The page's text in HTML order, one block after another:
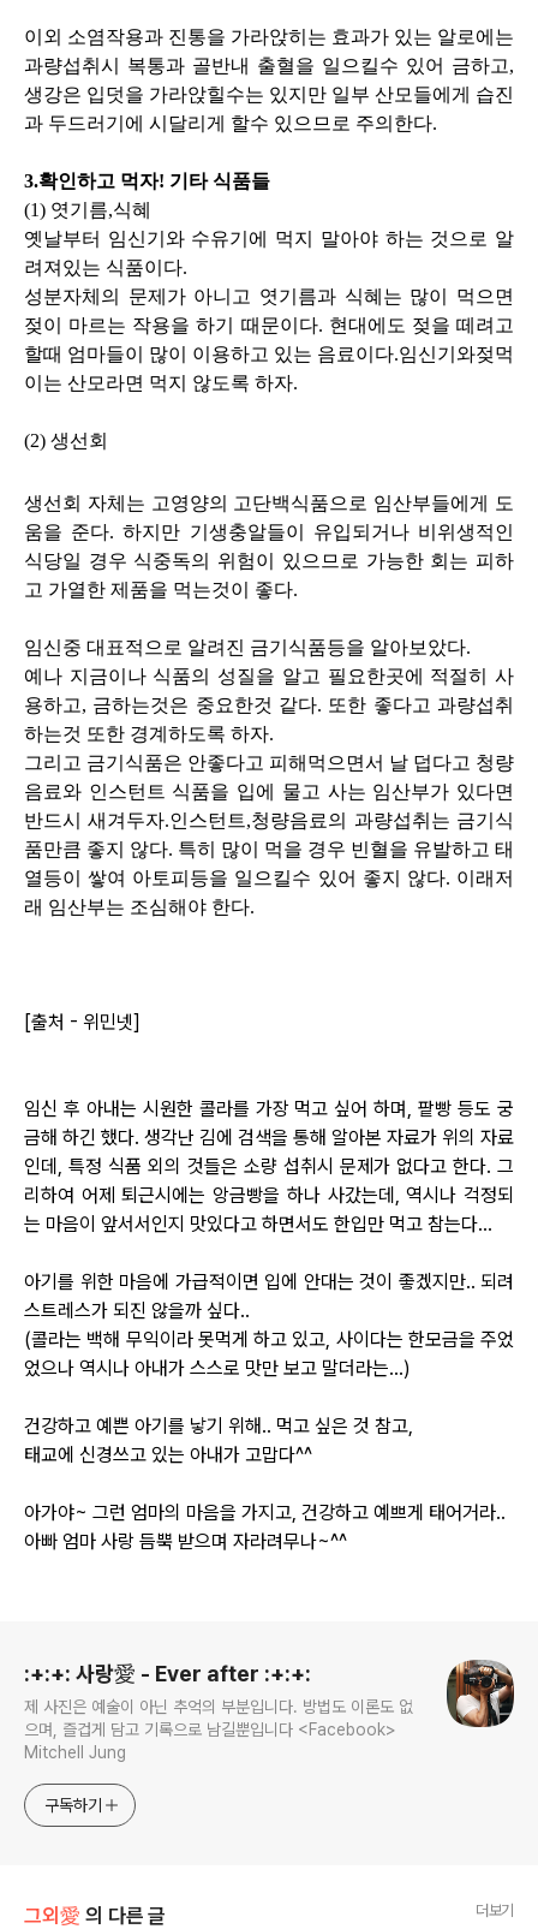
이외 소염작용과 진통을 가라앉히는 효과가 있는 알로에는
과량섭취시 복통과 골반내 출혈을 일으킬수 있어 금하고,
생강은 입덧을 가라앉힐수는 있지만 일부 산모들에게 습진
과 두드러기에 시달리게 할수 있으므로 주의한다.
3.확인하고 먹자! 기타 식품들
(1) 엿기름,식혜
옛날부터 임신기와 수유기에 먹지 말아야 하는 것으로 알
려져있는 식품이다.
성분자체의 문제가 아니고 엿기름과 식혜는 많이 먹으면
젖이 마르는 작용을 하기 때문이다. 현대에도 젖을 떼려고
할때 엄마들이 많이 이용하고 있는 음료이다.임신기와젖먹
이는 산모라면 먹지 않도록 하자.
(2) 생선회
생선회 자체는 고영양의 고단백식품으로 임산부들에게 도
움을 준다. 하지만 기생충알들이 유입되거나 비위생적인
식당일 경우 식중독의 위험이 있으므로 가능한 회는 피하
고 가열한 제품을 먹는것이 좋다.
임신중 대표적으로 알려진 금기식품등을 알아보았다.
예나 지금이나 식품의 성질을 알고 필요한곳에 적절히 사
용하고, 금하는것은 중요한것 같다. 또한 좋다고 과량섭취
하는것 또한 경계하도록 하자.
그리고 금기식품은 안좋다고 피해먹으면서 날 덥다고 청량
음료와 인스턴트 식품을 입에 물고 사는 임산부가 있다면
반드시 새겨두자.인스턴트,청량음료의 과량섭취는 금기식
품만큼 좋지 않다. 특히 많이 먹을 경우 빈혈을 유발하고 태
열등이 쌓여 아토피등을 일으킬수 있어 좋지 않다. 이래저
래 임산부는 조심해야 한다.
[출처 - 위민넷]
임신 후 아내는 시원한 콜라를 가장 먹고 싶어 하며, 팥빵 등도 궁
금해 하긴 했다. 생각난 김에 검색을 통해 알아본 자료가 위의 자료
인데, 특정 식품 외의 것들은 소량 섭취시 문제가 없다고 한다. 그
리하여 어제 퇴근시에는 앙금빵을 하나 사갔는데, 역시나 걱정되
는 마음이 앞서서인지 맛있다고 하면서도 한입만 먹고 참는다...
아기를 위한 마음에 가급적이면 입에 안대는 것이 좋겠지만.. 되려
스트레스가 되진 않을까 싶다..
(콜라는 백해 무익이라 못먹게 하고 있고, 사이다는 한모금을 주었
었으나 역시나 아내가 스스로 맛만 보고 말더라는...)
건강하고 예쁜 아기를 낳기 위해.. 먹고 싶은 것 참고,
태교에 신경쓰고 있는 아내가 고맙다^^
아가야~ 그런 엄마의 마음을 가지고, 건강하고 예쁘게 태어거라..
아빠 엄마 사랑 듬뿍 받으며 자라려무나~^^
:+:+: 사랑愛 - Ever after :+:+:
제 사진은 예술이 아닌 추억의 부분입니다. 방법도 이론도 없
으며, 즐겁게 담고 기록으로 남길뿐입니다 <Facebook>
Mitchell Jung
구독하기
그외愛 의 다른 글 더보기